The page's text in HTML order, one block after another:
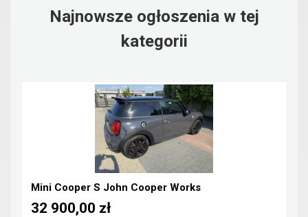
Najnowsze ogłoszenia w tej
kategorii
Mini Cooper S John Cooper Works
32 900,00 zł